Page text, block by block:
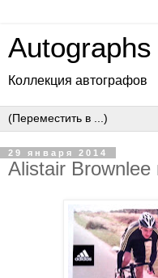
Коллекция автографов
29 января 2014
Alistair Brownlee